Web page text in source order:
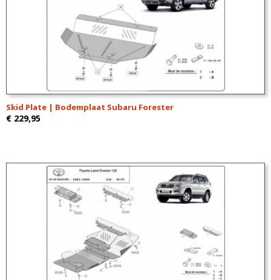
Skid Plate | Bodemplaat Subaru Forester
€ 229,95